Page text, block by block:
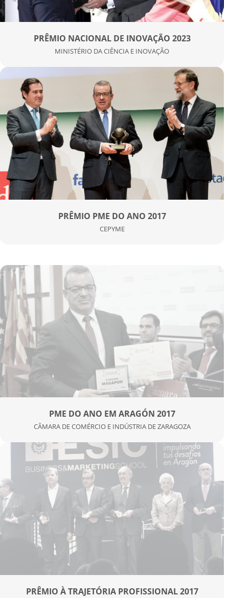
PRÊMIO NACIONAL DE INOVAÇÃO 2023
MINISTÉRIO DA CIÊNCIA E INOVAÇÃO
PRÊMIO PME DO ANO 2017
CEPYME
PME DO ANO EM ARAGÓN 2017
CÂMARA DE COMÉRCIO E INDÚSTRIA DE ZARAGOZA
PRÊMIO À TRAJETÓRIA PROFISSIONAL 2017